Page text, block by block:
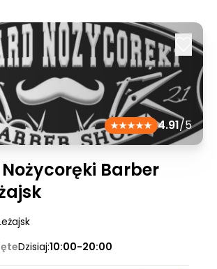
4.91/5
Barber
Dzisiaj:10:00-20:00